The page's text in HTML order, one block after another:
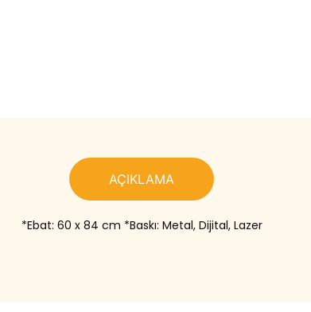
AÇIKLAMA
*Ebat: 60 x 84 cm *Baskı: Metal, Dijital, Lazer